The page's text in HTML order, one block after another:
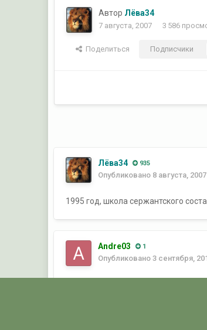
Автор Лёва34
7 августа, 2007 3 586
Поделиться Подписчики
Лёва34 935
Опубликовано 8 августа, 2007
1995 год, школа сержантского
Andre03 1
Опубликовано 3 сентября,